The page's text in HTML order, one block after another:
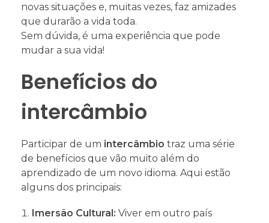
novas situações e, muitas vezes, faz amizades
que durarão a vida toda.
Sem dúvida, é uma experiência que pode
mudar a sua vida!
Benefícios do
intercâmbio
Participar de um intercâmbio traz uma série
de benefícios que vão muito além do
aprendizado de um novo idioma. Aqui estão
alguns dos principais:
Imersão Cultural: Viver em outro país